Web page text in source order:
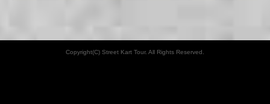
Copyright(C) Street Kart Tour. All Rights Reserved.